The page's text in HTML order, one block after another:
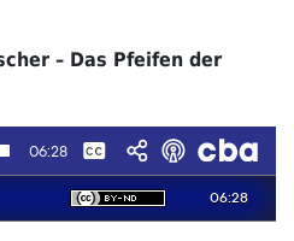
– Das Pfeifen der